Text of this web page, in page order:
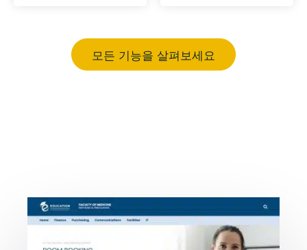
모든 기능을 살펴보세요